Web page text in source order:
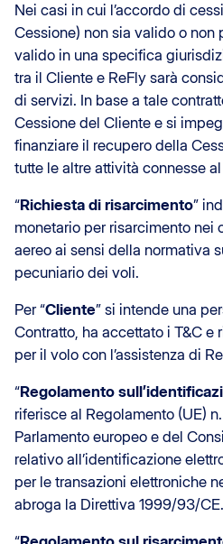
Nei casi in cui l’accordo di
Cessione) non sia valido o non
valido in una specifica
tra il Cliente e ReFly sarà
di servizi. In base a tale
Cessione del Cliente e si
finanziare il recupero della
tutte le altre attività connesse
“Richiesta di risarcimento”
monetario per risarcimento nei
aereo ai sensi della normativa
pecuniario dei voli.
Per “Cliente” si intende una
Contratto, ha accettato i T&C e
per il volo con l’assistenza di
“Regolamento
riferisce al Regolamento (UE)
Parlamento europeo e del
relativo all’identificazione
per le transazioni elettroniche
abroga la Direttiva 1999/93/CE.